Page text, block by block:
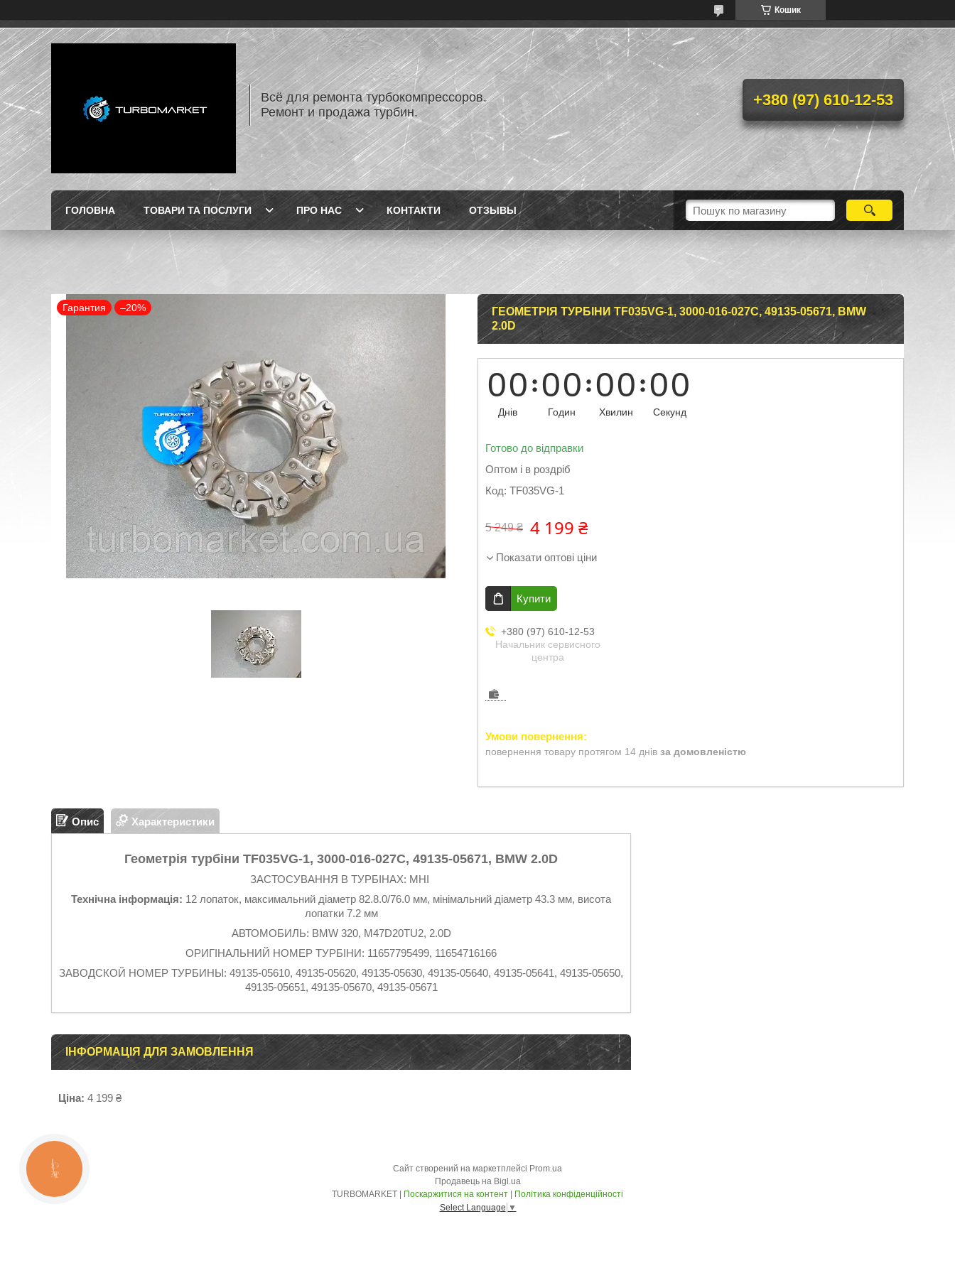
Кошик
Всё для ремонта турбокомпрессоров.
Ремонт и продажа турбин.
+380 (97) 610-12-53
ГОЛОВНА ТОВАРИ ТА ПОСЛУГИ ПРО НАС КОНТАКТИ ОТЗЫВЫ
Гарантия –20%
ГЕОМЕТРІЯ ТУРБІНИ TF035VG-1, 3000-016-027C, 49135-05671, BMW
2.0D
00
Днів
00
Годин
00
Хвилин
00
Секунд
Готово до відправки
Оптом і в роздріб
Код: TF035VG-1
5 249 ₴ 4 199 ₴
Показати оптові ціни
Купити
+380 (97) 610-12-53
Начальник сервисного
центра
повернення товару протягом 14 днів за домовленістю
Опис Характеристики
Геометрія турбіни TF035VG-1, 3000-016-027C, 49135-05671, BMW 2.0D
ЗАСТОСУВАННЯ В ТУРБІНАХ: MHI
Технічна інформація: 12 лопаток, максимальний діаметр 82.8.0/76.0 мм, мінімальний діаметр 43.3 мм, висота
лопатки 7.2 мм
АВТОМОБИЛЬ: BMW 320, M47D20TU2, 2.0D
ОРИГІНАЛЬНИЙ НОМЕР ТУРБІНИ: 11657795499, 11654716166
ЗАВОДСКОЙ НОМЕР ТУРБИНЫ: 49135-05610, 49135-05620, 49135-05630, 49135-05640, 49135-05641, 49135-05650,
49135-05651, 49135-05670, 49135-05671
ІНФОРМАЦІЯ ДЛЯ ЗАМОВЛЕННЯ
Ціна: 4 199 ₴
Сайт створений на маркетплейсі Prom.ua
Продавець на Bigl.ua
Поскаржитися на контент
Політика конфіденційності
Select Language ▼
КНОПКА
ЗВ'ЯЗКУ